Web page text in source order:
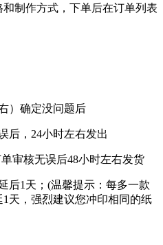
制作方式，下单后在订单列表
）确定没问题后
后，24小时左右发出
审核无误后48小时左右发货
后1天；(温馨提示：每多一款
天，强烈建议您冲印相同的纸